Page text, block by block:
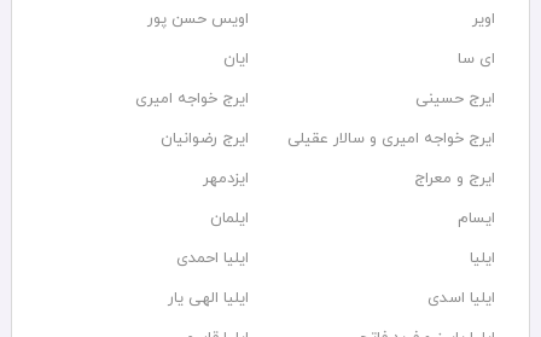
اویر
اویس حسن پور
ای سا
ایان
ایرج حسینی
ایرج خواجه امیری
ایرج خواجه امیری و سالار عقیلی
ایرج رضوانیان
ایرج و معراج
ایزدمهر
ایسام
ایلمان
ایلیا
ایلیا احمدی
ایلیا اسدی
ایلیا الهی یار